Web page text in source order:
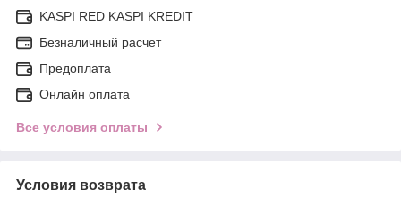
KASPI RED KASPI KREDIT
Безналичный расчет
Предоплата
Онлайн оплата
Все условия оплаты
Условия возврата